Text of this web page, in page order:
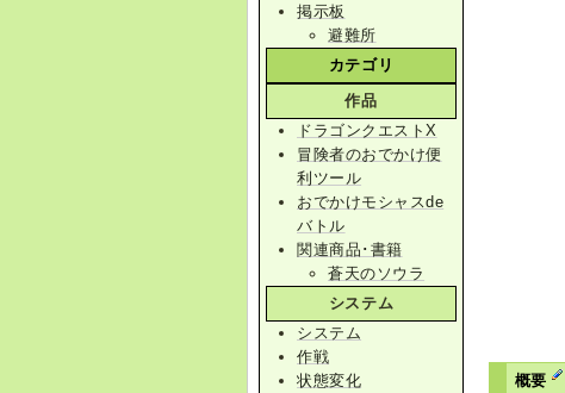
概要
掲示板
避難所
カテゴリ
作品
ドラゴンクエストX
冒険者のおでかけ便
利ツール
おでかけモシャスde
バトル
関連商品･書籍
蒼天のソウラ
システム
システム
作戦
状態変化